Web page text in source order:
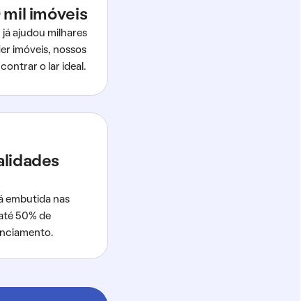
mil imóveis
ajudou milhares
imóveis, nossos
o lar ideal.
embutida nas
50% de